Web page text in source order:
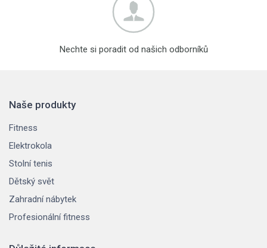
Nechte si poradit od našich odborníků
Naše produkty
Fitness
Elektrokola
Stolní tenis
Dětský svět
Zahradní nábytek
Profesionální fitness